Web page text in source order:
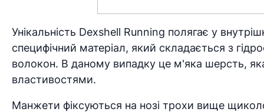
Унікальність Dexshell Running полягає у
специфічний матеріал, який складається з
волокон. В даному випадку це м'яка шерсть,
властивостями.
Манжети фіксуються на нозі трохи вище